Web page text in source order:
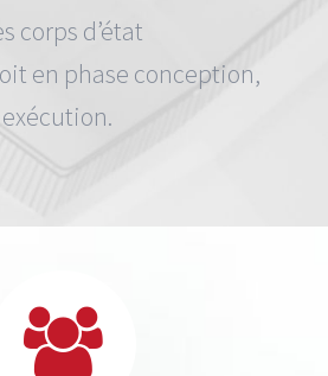
corps d’état
en phase conception,